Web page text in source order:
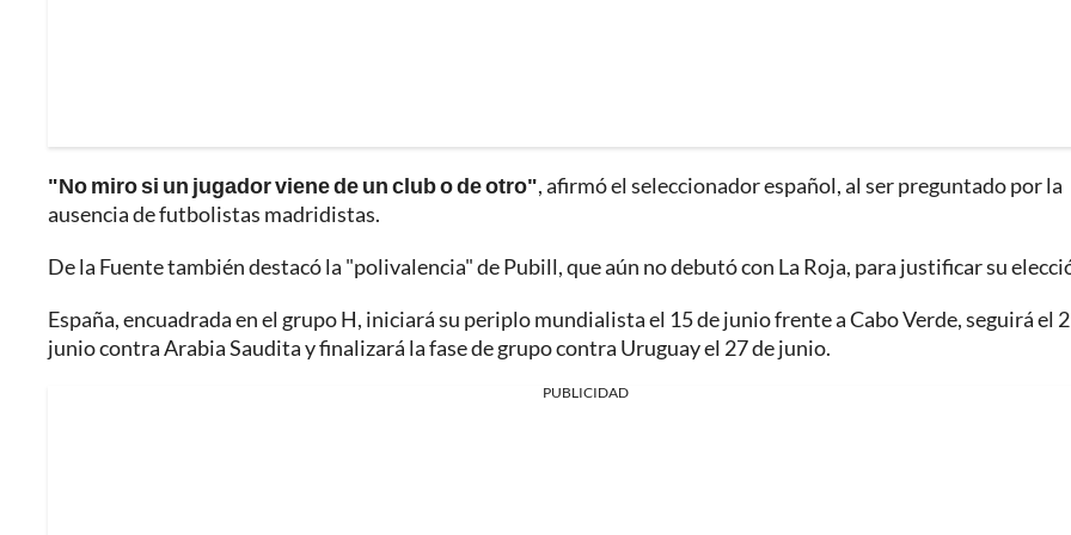
"No miro si un jugador viene de un club o de otro", afirmó el seleccionador español, al ser preguntado por la
ausencia de futbolistas madridistas.
De la Fuente también destacó la "polivalencia" de Pubill, que aún no debutó con La Roja, para justificar su
España, encuadrada en el grupo H, iniciará su periplo mundialista el 15 de junio frente a Cabo Verde, seguirá el
junio contra Arabia Saudita y finalizará la fase de grupo contra Uruguay el 27 de junio.
PUBLICIDAD